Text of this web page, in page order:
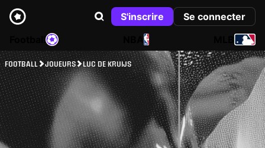
S'inscrire
Se connecter
NBA
FOOTBALL JOUEURS LUC DE KRUIJS